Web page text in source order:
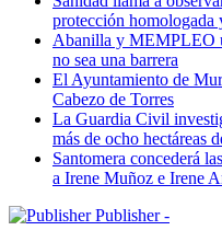
protección homologada
Abanilla y MEMPLEO
no sea una barrera
El Ayuntamiento de
Cabezo de Torres
La Guardia Civil
más de ocho hectáreas
Santomera concederá
a Irene Muñoz e Irene
Publisher -